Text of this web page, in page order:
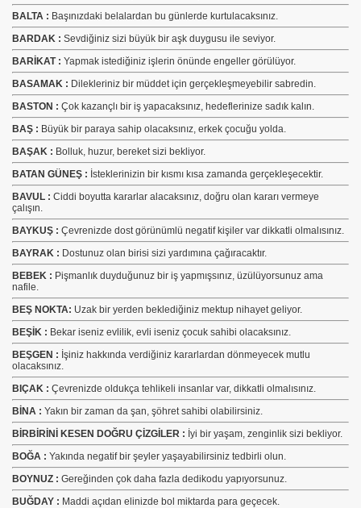
BALTA : Başınızdaki belalardan bu günlerde kurtulacaksınız.
BARDAK : Sevdiğiniz sizi büyük bir aşk duygusu ile seviyor.
BARİKAT : Yapmak istediğiniz işlerin önünde engeller görülüyor.
BASAMAK : Dilekleriniz bir müddet için gerçekleşmeyebilir sabredin.
BASTON : Çok kazançlı bir iş yapacaksınız, hedeflerinize sadık kalın.
BAŞ : Büyük bir paraya sahip olacaksınız, erkek çocuğu yolda.
BAŞAK : Bolluk, huzur, bereket sizi bekliyor.
BATAN GÜNEŞ : İsteklerinizin bir kısmı kısa zamanda gerçekleşecektir.
BAVUL : Ciddi boyutta kararlar alacaksınız, doğru olan kararı vermeye
çalışın.
BAYKUŞ : Çevrenizde dost görünümlü negatif kişiler var dikkatli olmalısınız.
BAYRAK : Dostunuz olan birisi sizi yardımına çağıracaktır.
BEBEK : Pişmanlık duyduğunuz bir iş yapmışsınız, üzülüyorsunuz ama
nafile.
BEŞ NOKTA: Uzak bir yerden beklediğiniz mektup nihayet geliyor.
BEŞİK : Bekar iseniz evlilik, evli iseniz çocuk sahibi olacaksınız.
BEŞGEN : İşiniz hakkında verdiğiniz kararlardan dönmeyecek mutlu
olacaksınız.
BIÇAK : Çevrenizde oldukça tehlikeli insanlar var, dikkatli olmalısınız.
BİNA : Yakın bir zaman da şan, şöhret sahibi olabilirsiniz.
BİRBİRİNİ KESEN DOĞRU ÇİZGİLER : İyi bir yaşam, zenginlik sizi bekliyor.
BOĞA : Yakında negatif bir şeyler yaşayabilirsiniz tedbirli olun.
BOYNUZ : Gereğinden çok daha fazla dedikodu yapıyorsunuz.
BUĞDAY : Maddi açıdan elinizde bol miktarda para geçecek.